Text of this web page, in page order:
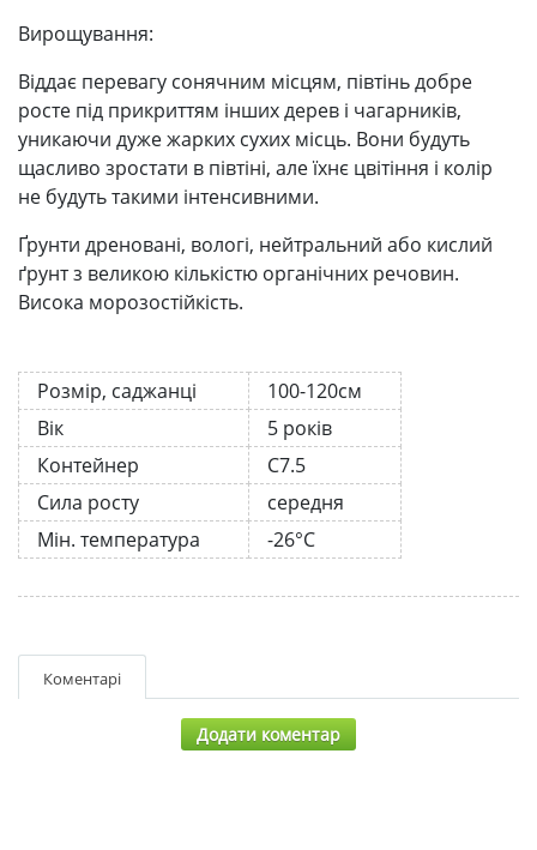
Вирощування:
Віддає перевагу сонячним місцям, півтінь добре
росте під прикриттям інших дерев і чагарників,
уникаючи дуже жарких сухих місць. Вони будуть
щасливо зростати в півтіні, але їхнє цвітіння і колір
не будуть такими інтенсивними.
Ґрунти дреновані, вологі, нейтральний або кислий
ґрунт з великою кількістю органічних речовин.
Висока морозостійкість.
Розмір, саджанці
100-120см
Вік
5 років
Контейнер
С7.5
Сила росту
середня
Мін. температура
-26°C
Коментарі
Додати коментар